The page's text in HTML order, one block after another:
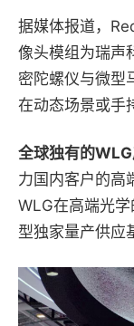
据媒体报道，
像头模组为瑞声
密陀螺仪与微型
在动态场景或手
全球独有的
力国内客户的高
WLG在高端光
型独家量产供应